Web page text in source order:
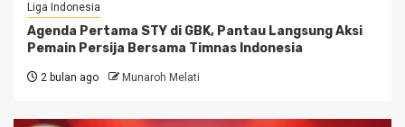
Liga Indonesia
Agenda Pertama STY di GBK, Pantau Langsung Aksi
Pemain Persija Bersama Timnas Indonesia
2 bulan ago Munaroh Melati